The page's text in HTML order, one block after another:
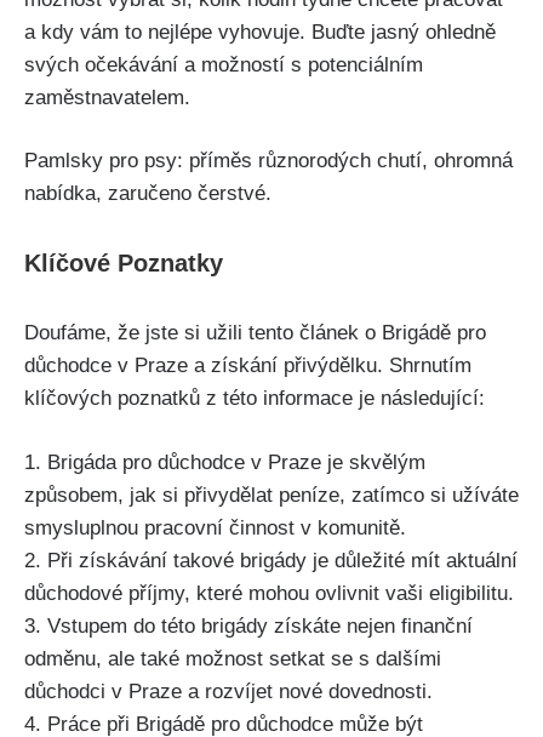
a kdy vám to nejlépe vyhovuje. Buďte jasný ohledně
svých očekávání a možností s potenciálním
zaměstnavatelem.
Pamlsky pro psy: příměs různorodých chutí, ohromná
nabídka, zaručeno čerstvé.
Klíčové Poznatky
Doufáme, že jste si užili tento článek o Brigádě pro
důchodce v Praze a získání přivýdělku. Shrnutím
klíčových poznatků z této informace je následující:
1. Brigáda pro důchodce v Praze je skvělým
způsobem, jak si přivydělat peníze, zatímco si užíváte
smysluplnou pracovní činnost v komunitě.
2. Při získávání takové brigády je důležité mít aktuální
důchodové příjmy, které mohou ovlivnit vaši eligibilitu.
3. Vstupem do této brigády získáte nejen finanční
odměnu, ale také možnost setkat se s dalšími
důchodci v Praze a rozvíjet nové dovednosti.
4. Práce při Brigádě pro důchodce může být